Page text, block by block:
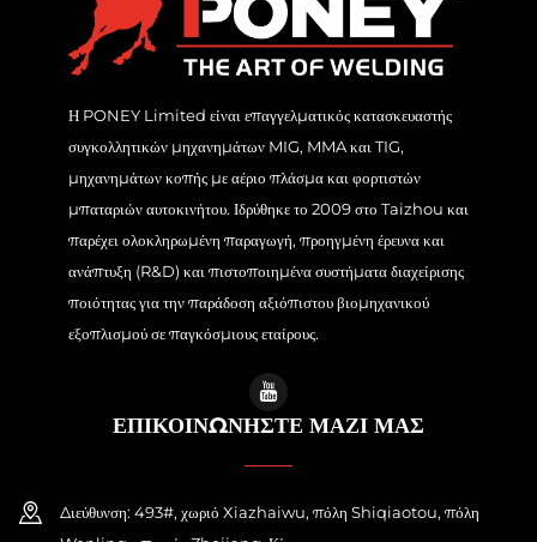
Η PONEY Limited είναι επαγγελματικός κατασκευαστής
συγκολλητικών μηχανημάτων MIG, MMA και TIG,
μηχανημάτων κοπής με αέριο πλάσμα και φορτιστών
μπαταριών αυτοκινήτου. Ιδρύθηκε το 2009 στο Taizhou και
παρέχει ολοκληρωμένη παραγωγή, προηγμένη έρευνα και
ανάπτυξη (R&D) και πιστοποιημένα συστήματα διαχείρισης
ποιότητας για την παράδοση αξιόπιστου βιομηχανικού
εξοπλισμού σε παγκόσμιους εταίρους.
ΕΠΙΚΟΙΝΩΝΗΣΤΕ ΜΑΖΙ ΜΑΣ
Διεύθυνση: 493#, χωριό Xiazhaiwu, πόλη Shiqiaotou, πόλη